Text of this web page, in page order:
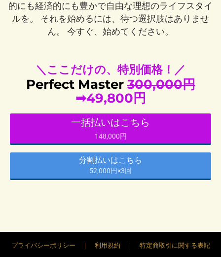
的にも経済的にも豊かで自由な理想のライフスタイ
ルを。 それを始めるには、待つ選択肢はありませ
ん。 今すぐ、始めてください。
＼ここだけの、特別価格！／
Perfect Master300,000円
➡49,800円
一括払いはこちら
148,000円
分割払いはこちら
52,000円×3回
プライバシーポリシー ｜ 利用規約 ｜ 特定商取引に関する表記